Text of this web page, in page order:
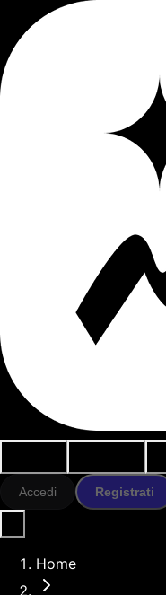
Accedi Registrati
Home